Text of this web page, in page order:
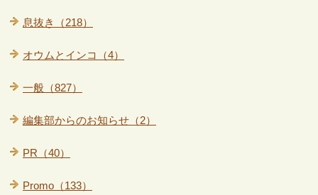
息抜き（218）
オウムとインコ（4）
一般（827）
編集部からのお知らせ（2）
PR（40）
Promo（133）